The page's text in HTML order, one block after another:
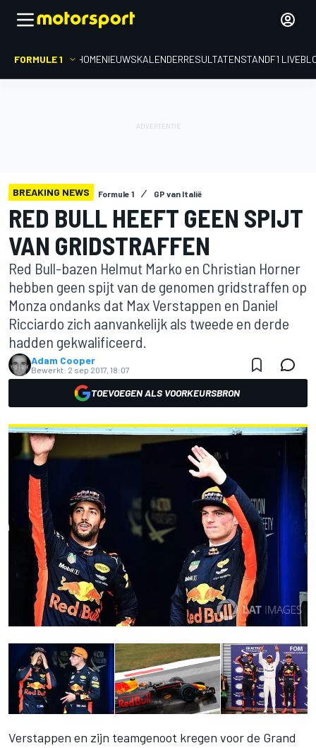
FORMULE 1 HOMENIEUWSKALENDERRESULTATENSTANDF1
BREAKING NEWS Formule 1 GP van Italië
RED BULL HEEFT GEEN SPIJT
VAN GRIDSTRAFFEN
Red Bull-bazen Helmut Marko en Christian Horner
hebben geen spijt van de genomen gridstraffen op
Monza ondanks dat Max Verstappen en Daniel
Ricciardo zich aanvankelijk als tweede en derde
hadden gekwalificeerd.
Adam Cooper
Bewerkt: 2 sep 2017, 18:07
TOEVOEGEN ALS VOORKEURSBRON
Verstappen en zijn teamgenoot kregen voor de Grand